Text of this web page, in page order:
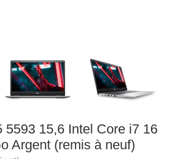
5593 15,6 Intel Core i7 16
Argent (remis à neuf)